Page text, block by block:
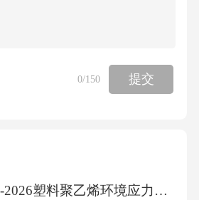
本协议约定通知甲方或协助
，应承担因交通事故或其他
商不成的，任何一方均有权
法院提起诉讼。十、其他条
0/150 提交
GB/T 32682-2026塑料聚乙烯环境应力开裂(ESC)的测定全缺口蠕变试验(FNCT)